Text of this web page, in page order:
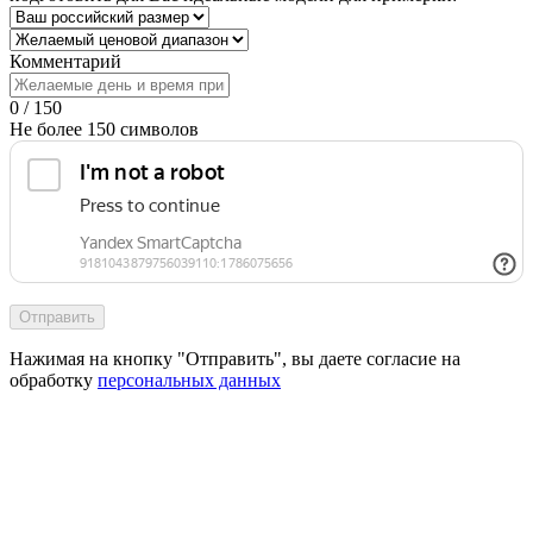
Комментарий
0 / 150
Не более 150 символов
Отправить
Нажимая на кнопку "Отправить", вы даете согласие на
обработку персональных данных